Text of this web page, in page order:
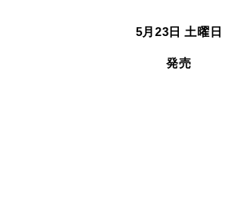
5月23日 土曜日
発売